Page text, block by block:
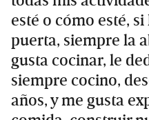
esté o cómo esté,
puerta, siempre la
gusta cocinar, le
siempre cocino,
años, y me gusta